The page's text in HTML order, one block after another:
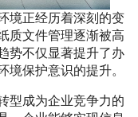
境正经历着深刻的变
质文件管理逐渐被高
势不仅显著提升了办
境保护意识的提升。
型成为企业竞争力的